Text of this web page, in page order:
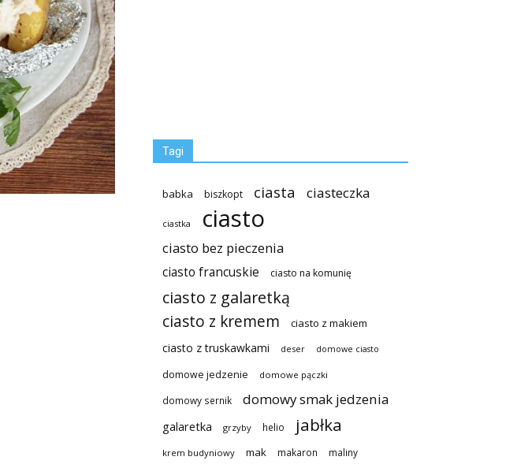
Tagi
babka biszkopt ciasta ciasteczka
ciastka ciasto
ciasto bez pieczenia
ciasto francuskie ciasto na komunię
ciasto z galaretką
ciasto z kremem ciasto z makiem
ciasto z truskawkami deser domowe ciasto
domowe jedzenie domowe pączki
domowy sernik domowy smak jedzenia
galaretka grzyby helio jabłka
krem budyniowy mak makaron maliny